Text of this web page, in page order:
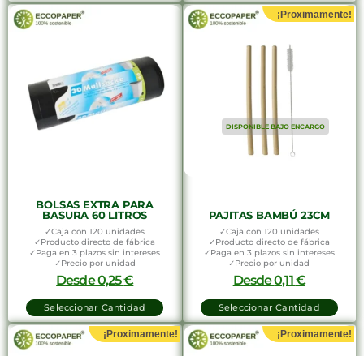
BOLSAS EXTRA PARA
BASURA 60 LITROS
✓Caja con 120 unidades
✓Producto directo de fábrica
✓Paga en 3 plazos sin intereses
✓Precio por unidad
Desde0,25€
Seleccionar Cantidad
¡Proximamente!
DISPONIBLE BAJO ENCARGO
PAJITAS BAMBÚ 23CM
✓Caja con 120 unidades
✓Producto directo de fábrica
✓Paga en 3 plazos sin intereses
✓Precio por unidad
Desde0,11€
Seleccionar Cantidad
¡Proximamente! ¡Proximamente!